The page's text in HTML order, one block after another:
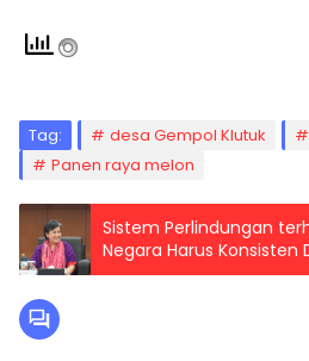
Tag: desa Gempol Klutuk
Panen raya melon
Sistem Perlindungan
Negara Harus Konsisten